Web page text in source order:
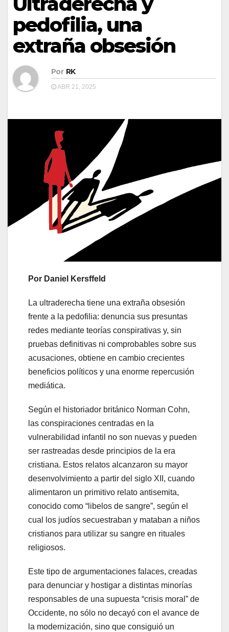
pedofilia, una
extraña obsesión
Por RK
ABR 21, 2025
Por Daniel Kersffeld
La ultraderecha tiene una extraña obsesión
frente a la pedofilia: denuncia sus presuntas
redes mediante teorías conspirativas y, sin
pruebas definitivas ni comprobables sobre sus
acusaciones, obtiene en cambio crecientes
beneficios políticos y una enorme repercusión
mediática.
Según el historiador británico Norman Cohn,
las conspiraciones centradas en la
vulnerabilidad infantil no son nuevas y pueden
ser rastreadas desde principios de la era
cristiana. Estos relatos alcanzaron su mayor
desenvolvimiento a partir del siglo XII, cuando
alimentaron un primitivo relato antisemita,
conocido como “libelos de sangre”, según el
cual los judíos secuestraban y mataban a niños
cristianos para utilizar su sangre en rituales
religiosos.
Este tipo de argumentaciones falaces, creadas
para denunciar y hostigar a distintas minorías
responsables de una supuesta “crisis moral” de
Occidente, no sólo no decayó con el avance de
la modernización, sino que consiguió un